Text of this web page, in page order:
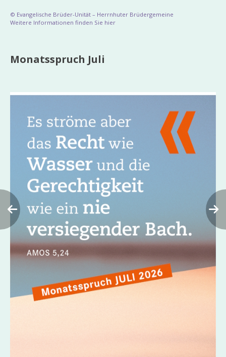
© Evangelische Brüder-Unität – Herrnhuter Brüdergemeine
Weitere Informationen finden Sie hier
Monatsspruch Juli